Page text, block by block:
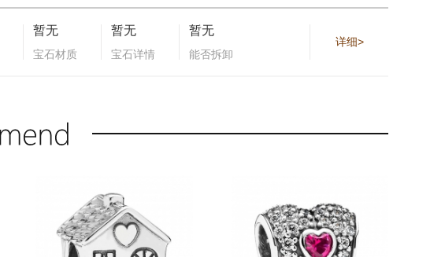
暂无
宝石材质
暂无
宝石详情
暂无
能否拆卸
详细>